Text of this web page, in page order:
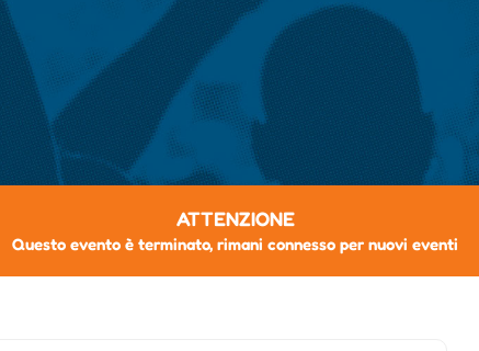
ATTENZIONE
Questo evento è terminato, rimani connesso per nuovi eventi